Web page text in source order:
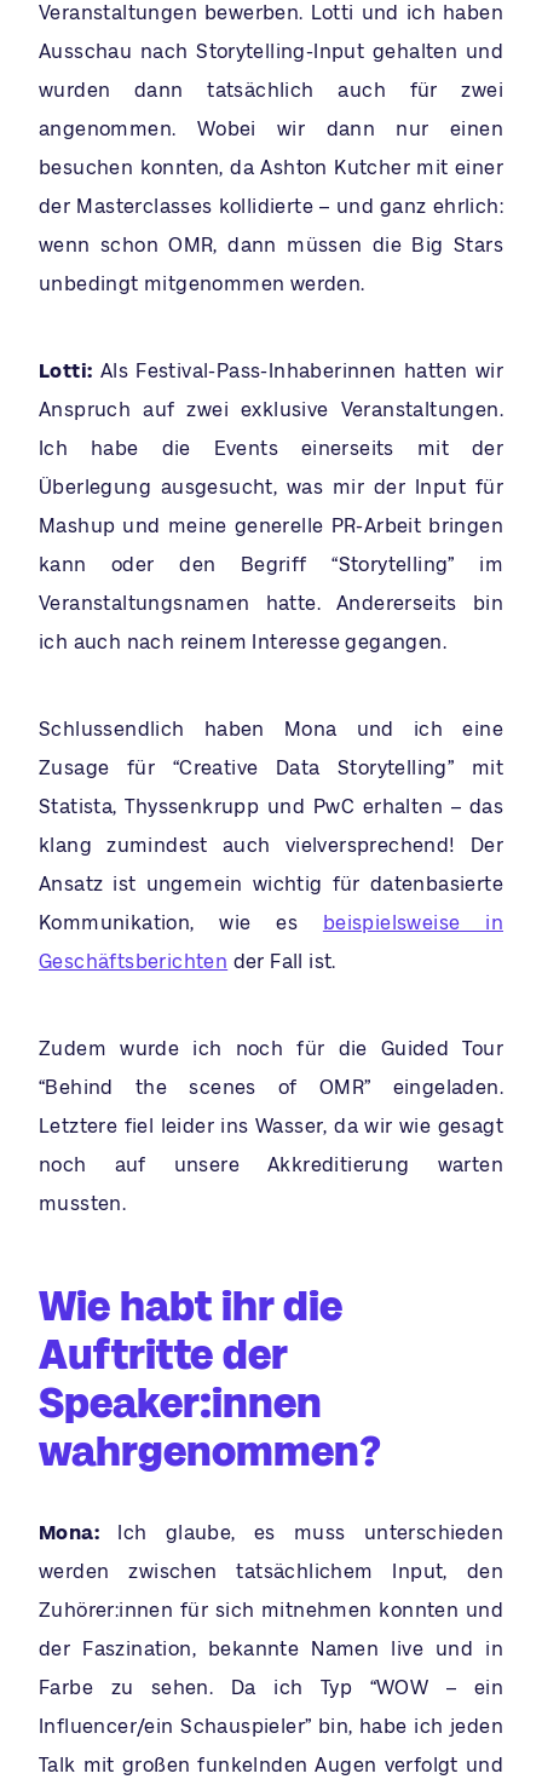
Veranstaltungen bewerben. Lotti und ich haben
Ausschau nach Storytelling-Input gehalten und
wurden dann tatsächlich auch für zwei
angenommen. Wobei wir dann nur einen
besuchen konnten, da Ashton Kutcher mit einer
der Masterclasses kollidierte – und ganz ehrlich:
wenn schon OMR, dann müssen die Big Stars
unbedingt mitgenommen werden.
Lotti: Als Festival-Pass-Inhaberinnen hatten wir
Anspruch auf zwei exklusive Veranstaltungen.
Ich habe die Events einerseits mit der
Überlegung ausgesucht, was mir der Input für
Mashup und meine generelle PR-Arbeit bringen
kann oder den Begriff “Storytelling” im
Veranstaltungsnamen hatte. Andererseits bin
ich auch nach reinem Interesse gegangen.
Schlussendlich haben Mona und ich eine
Zusage für “Creative Data Storytelling” mit
Statista, Thyssenkrupp und PwC erhalten – das
klang zumindest auch vielversprechend! Der
Ansatz ist ungemein wichtig für datenbasierte
Kommunikation, wie es
beispielsweise in
Geschäftsberichten der Fall ist.
Zudem wurde ich noch für die Guided Tour
“Behind the scenes of OMR” eingeladen.
Letztere fiel leider ins Wasser, da wir wie gesagt
noch auf unsere Akkreditierung warten
mussten.
Wie habt ihr die
Auftritte der
Speaker:innen
wahrgenommen?
Mona: Ich glaube, es muss unterschieden
werden zwischen tatsächlichem Input, den
Zuhörer:innen für sich mitnehmen konnten und
der Faszination, bekannte Namen live und in
Farbe zu sehen. Da ich Typ “WOW – ein
Influencer/ein Schauspieler” bin, habe ich jeden
Talk mit großen funkelnden Augen verfolgt und